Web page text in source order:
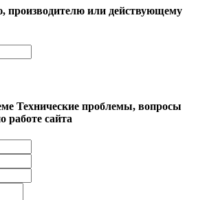
производителю или действующему
Технические проблемы, вопросы
работе сайта